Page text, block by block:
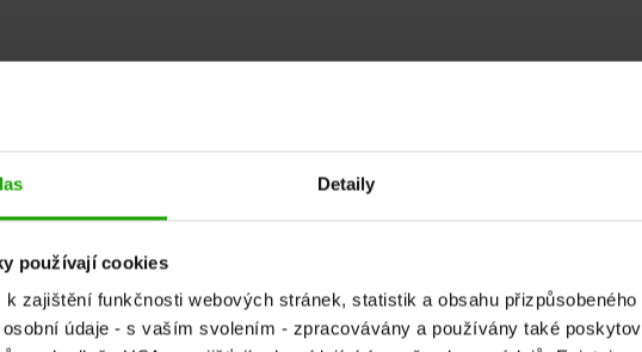
Detaily
používají cookies
k zajištění funkčnosti webových stránek, statistik a obsahu
údaje - s vaším svolením - zpracovávány a používány také